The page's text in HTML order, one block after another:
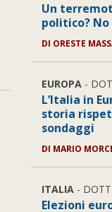
Un
politico? No
DI ORESTE
EUROPA -
L’Italia in
storia
sondaggi
DI MARIO
ITALIA -
Elezioni